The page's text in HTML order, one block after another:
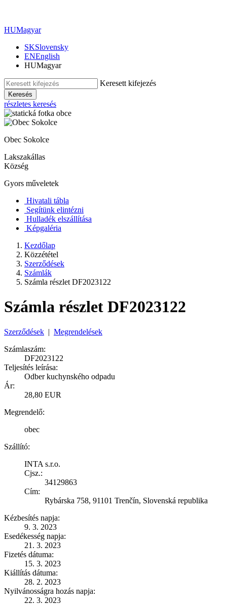
HUMagyar
SKSlovensky
ENEnglish
HUMagyar
Keresett kifejezés
Keresés
részletes keresés
Obec Sokolce
Lakszakállas
Község
Gyors műveletek
Hivatali tábla
Segítünk elintézni
Hulladék elszállítása
Képgaléria
Kezdőlap
Közzététel
Szerződések
Számlák
Számla részlet DF2023122
Számla részlet DF2023122
Szerződések | Megrendelések
Számlaszám:
DF2023122
Teljesítés leírása:
Odber kuchynského odpadu
Ár:
28,80 EUR
Megrendelő:
obec
Szállító:
INTA s.r.o.
Cjsz.:
34129863
Cím:
Rybárska 758, 91101 Trenčín, Slovenská republika
Kézbesítés napja:
9. 3. 2023
Esedékesség napja:
21. 3. 2023
Fizetés dátuma:
15. 3. 2023
Kiállítás dátuma:
28. 2. 2023
Nyilvánosságra hozás napja:
22. 3. 2023